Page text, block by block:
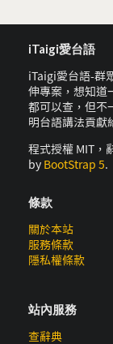
iTaigi愛台語
iTaigi愛台語-群
伸專案，想知道
都可以查，但不
明台語講法貢獻
程式授權 MIT，
by BootStrap 5.
條款
關於本站
服務條款
隱私權條款
站內服務
查辭典